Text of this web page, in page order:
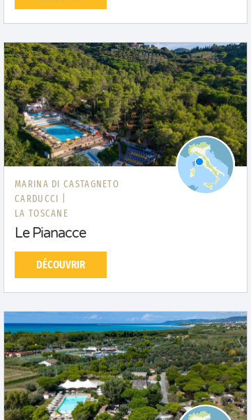
MARINA DI CASTAGNETO
CARDUCCI |
LA TOSCANE
Le Pianacce
DÉCOUVRIR